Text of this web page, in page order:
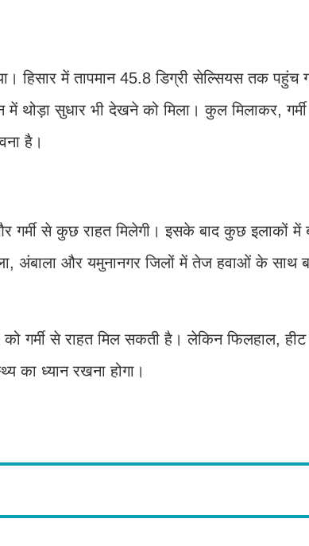
हिसार में तापमान 45.8 डिग्री सेल्सियस तक पहुंच
थोड़ा सुधार भी देखने को मिला। कुल मिलाकर,
है।
गर्मी से कुछ राहत मिलेगी। इसके बाद कुछ इलाकों में
और यमुनानगर जिलों में तेज हवाओं के साथ
गर्मी से राहत मिल सकती है। लेकिन फिलहाल,
का ध्यान रखना होगा।